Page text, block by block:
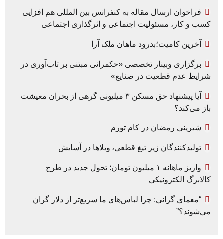
فراخوان ارسال مقاله به کنفرانس بین المللی هم افزایی
کسب و کار، مسئولیت اجتماعی و اثرگذاری اجتماعی
آخرین کامیت؛بدرود ماهان ملک آرا
برگزاری وبینار تخصصی «حکمرانی مبتنی بر تاب‌آوری در
شرایط عدم قطعیت در صنایع»
آیا پیشنهاد حق مسکن ۳ میلیونی گرهی از بحران معیشت
باز می‌کند؟
شیرینی رمضان در کام تورم
تولیدکنندگان زیر تیغ قطعی، ویلاها در آسایش
واریز ماهانه ۱ میلیون تومان؛ تحول جدید در طرح
کالابرگ الکترونیکی
“معمای گرانی: چرا لباس‌های ما سریع‌تر از دلار گران
می‌شوند؟”